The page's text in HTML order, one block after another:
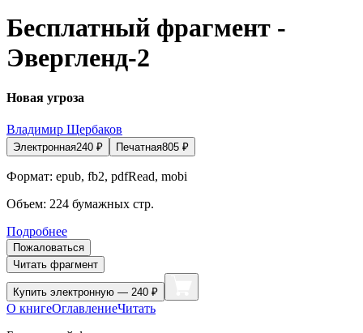
Бесплатный фрагмент -
Эвергленд-2
Новая угроза
Владимир Щербаков
Электронная240 ₽ Печатная805 ₽
Формат: epub, fb2, pdfRead, mobi
Объем: 224 бумажных стр.
Подробнее
Пожаловаться
Читать фрагмент
Купить электронную — 240 ₽
О книгеОглавлениеЧитать